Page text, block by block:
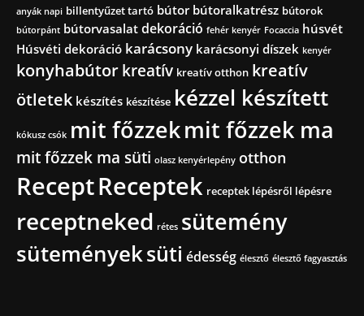
anyák napi billentyűzet tartó bútor bútoralkatrész bútorok
bútorpánt bútorvasalat dekoráció fehér kenyér Focaccia húsvét
Húsvéti dekoráció karácsony karácsonyi díszek kenyér
konyhabútorkreatív kreatív otthon kreatív
ötletek készítés készítése kézzel készített
kókusz csók mit főzzekmit főzzek ma
mit főzzek ma süti olasz kenyérlepény otthon
ReceptReceptek receptek lépésről lépésre
receptneked rétes sütemény
süteményeksüti édesség élesztő élesztő fagyasztás